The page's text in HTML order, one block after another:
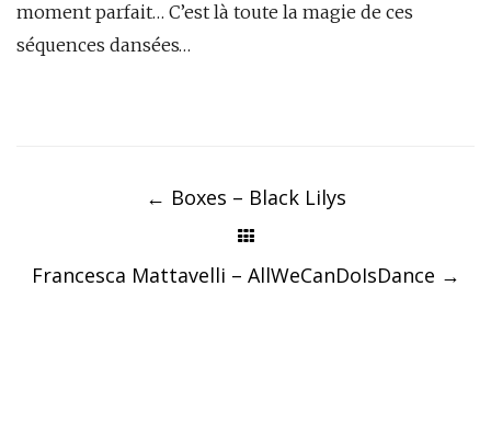
moment parfait… C’est là toute la magie de ces
séquences dansées…
navigation← Boxes – Black Lilys
Francesca Mattavelli – AllWeCanDoIsDance →